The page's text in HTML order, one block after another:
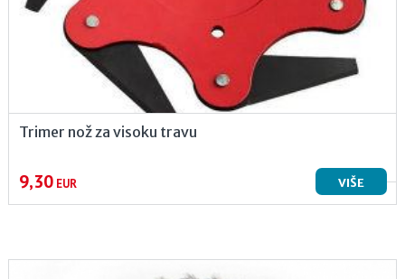
Trimer nož za visoku travu
9,30EUR VIŠE